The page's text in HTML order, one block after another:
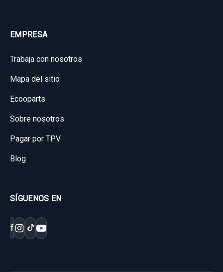
EMPRESA
Trabaja con nosotros
Mapa del sitio
Ecooparts
Sobre nosotros
Pagar por TPV
Blog
SÍGUENOS EN
f